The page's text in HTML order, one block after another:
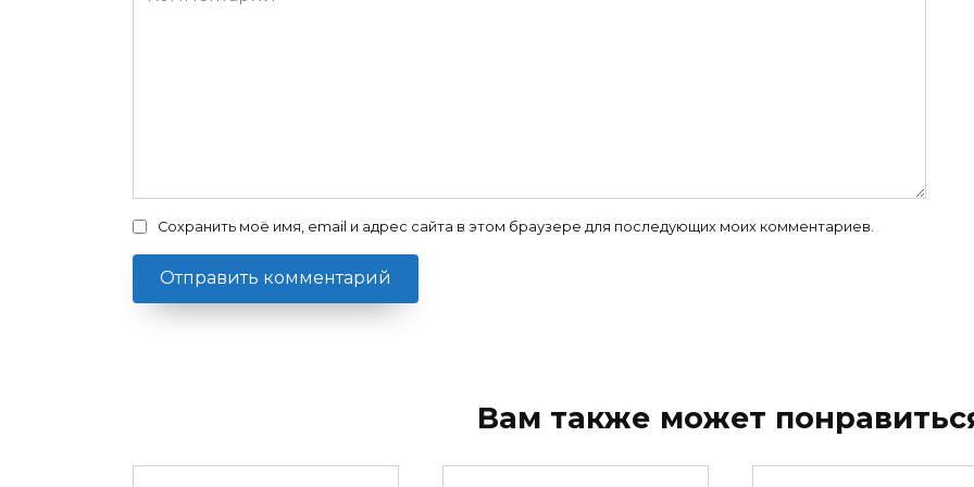
Сохранить моё имя, email и адрес сайта в этом браузере для последующих моих комментариев.
Вам также может